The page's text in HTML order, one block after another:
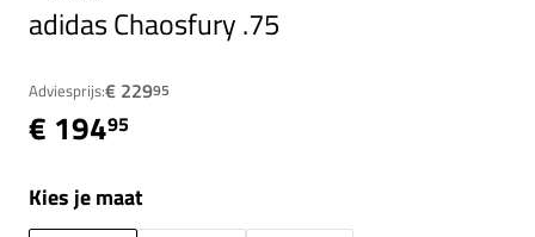
adidas Chaosfury .75
Adviesprijs:€ 22995
€ 19495
Kies je maat